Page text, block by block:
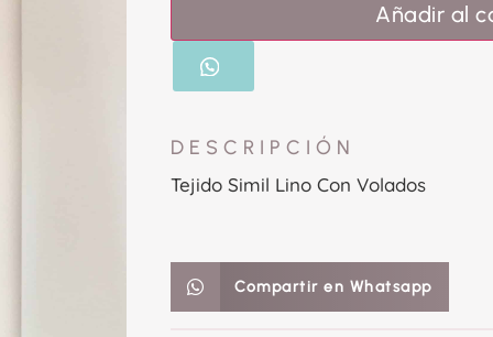
Añadir al
DESCRIPCIÓN
Tejido Simil Lino Con Volados
Compartir en Whatsapp